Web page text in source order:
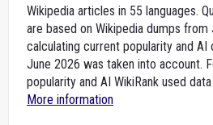
Wikipedia articles in 55 languages.
are based on Wikipedia dumps from
calculating current popularity and
June 2026 was taken into account.
popularity and AI WikiRank used
More information